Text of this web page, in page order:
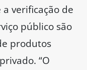
verificação de
público são
produtos
“O